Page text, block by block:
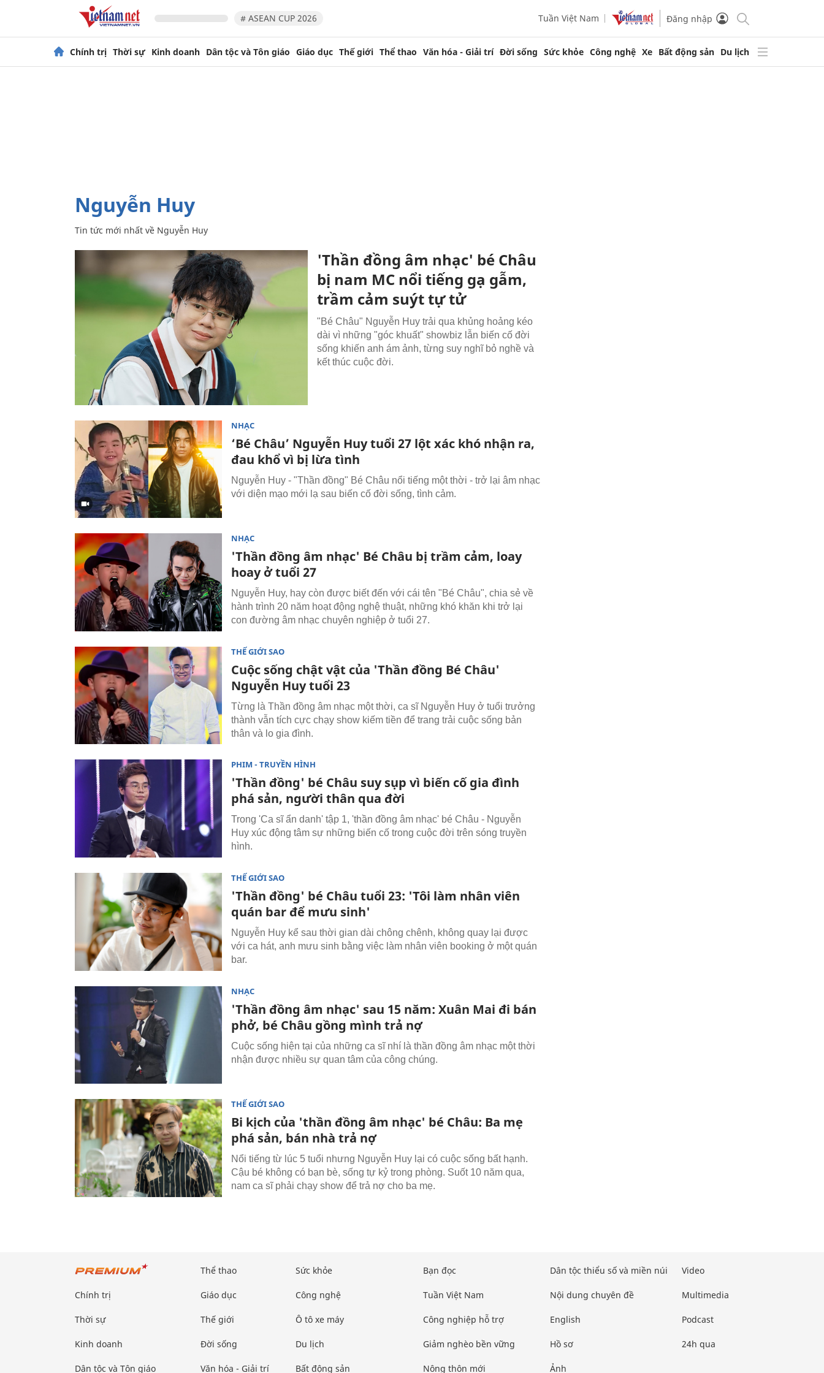
# ASEAN CUP 2026 Tuần Việt Nam Đăng nhập
Chính trị Thời sự Kinh doanh Dân tộc và Tôn giáo Giáo dục Thế giới Thể thao Văn hóa - Giải trí Đời sống Sức khỏe Công nghệ Xe Bất động sản Du lịch
Nguyễn Huy
Tin tức mới nhất về Nguyễn Huy
'Thần đồng âm nhạc' bé Châu
bị nam MC nổi tiếng gạ gẫm,
trầm cảm suýt tự tử
"Bé Châu" Nguyễn Huy trải qua khủng hoảng kéo
dài vì những "góc khuất" showbiz lẫn biến cố đời
sống khiến anh ám ảnh, từng suy nghĩ bỏ nghề và
kết thúc cuộc đời.
NHẠC
‘Bé Châu’ Nguyễn Huy tuổi 27 lột xác khó nhận ra,
đau khổ vì bị lừa tình
Nguyễn Huy - "Thần đồng" Bé Châu nổi tiếng một thời - trở lại âm nhạc
với diện mạo mới lạ sau biến cố đời sống, tình cảm.
NHẠC
'Thần đồng âm nhạc' Bé Châu bị trầm cảm, loay
hoay ở tuổi 27
Nguyễn Huy, hay còn được biết đến với cái tên "Bé Châu", chia sẻ về
hành trình 20 năm hoạt động nghệ thuật, những khó khăn khi trở lại
con đường âm nhạc chuyên nghiệp ở tuổi 27.
THẾ GIỚI SAO
Cuộc sống chật vật của 'Thần đồng Bé Châu'
Nguyễn Huy tuổi 23
Từng là Thần đồng âm nhạc một thời, ca sĩ Nguyễn Huy ở tuổi trưởng
thành vẫn tích cực chạy show kiếm tiền để trang trải cuộc sống bản
thân và lo gia đình.
PHIM - TRUYỀN HÌNH
'Thần đồng' bé Châu suy sụp vì biến cố gia đình
phá sản, người thân qua đời
Trong 'Ca sĩ ẩn danh' tập 1, 'thần đồng âm nhạc' bé Châu - Nguyễn
Huy xúc động tâm sự những biến cố trong cuộc đời trên sóng truyền
hình.
THẾ GIỚI SAO
'Thần đồng' bé Châu tuổi 23: 'Tôi làm nhân viên
quán bar để mưu sinh'
Nguyễn Huy kể sau thời gian dài chông chênh, không quay lại được
với ca hát, anh mưu sinh bằng việc làm nhân viên booking ở một quán
bar.
NHẠC
'Thần đồng âm nhạc' sau 15 năm: Xuân Mai đi bán
phở, bé Châu gồng mình trả nợ
Cuộc sống hiện tại của những ca sĩ nhí là thần đồng âm nhạc một thời
nhận được nhiều sự quan tâm của công chúng.
THẾ GIỚI SAO
Bi kịch của 'thần đồng âm nhạc' bé Châu: Ba mẹ
phá sản, bán nhà trả nợ
Nổi tiếng từ lúc 5 tuổi nhưng Nguyễn Huy lại có cuộc sống bất hạnh.
Cậu bé không có bạn bè, sống tự kỷ trong phòng. Suốt 10 năm qua,
nam ca sĩ phải chạy show để trả nợ cho ba mẹ.
Chính trị
Thời sự
Kinh doanh
Dân tộc và Tôn giáo
Thể thao
Giáo dục
Thế giới
Đời sống
Văn hóa - Giải trí
Sức khỏe
Công nghệ
Ô tô xe máy
Du lịch
Bất động sản
Bạn đọc
Tuần Việt Nam
Công nghiệp hỗ trợ
Giảm nghèo bền vững
Nông thôn mới
Dân tộc thiểu số và miền núi
Nội dung chuyên đề
English
Hồ sơ
Ảnh
Video
Multimedia
Podcast
24h qua